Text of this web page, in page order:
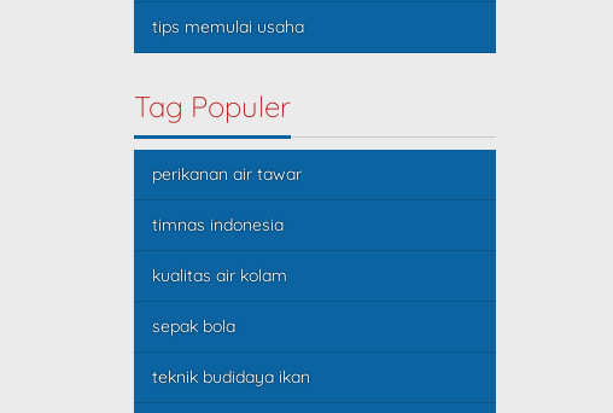
tips memulai usaha
Tag Populer
perikanan air tawar
timnas indonesia
kualitas air kolam
sepak bola
teknik budidaya ikan